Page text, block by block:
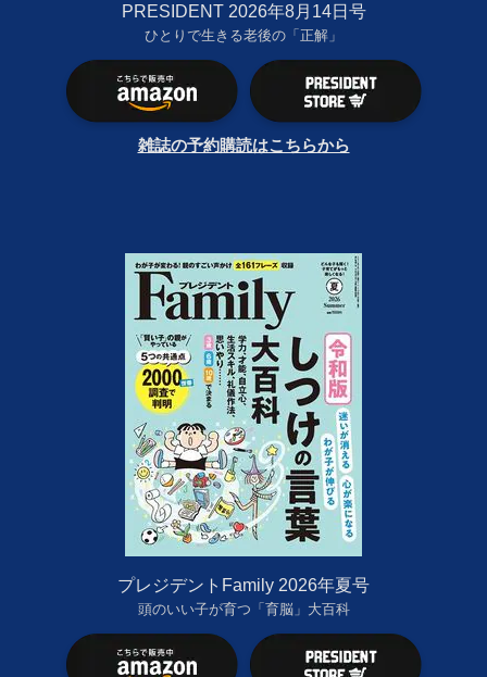
PRESIDENT 2026年8月14日号
ひとりで生きる老後の「正解」
雑誌の予約購読はこちらから
プレジデントFamily 2026年夏号
頭のいい子が育つ「育脳」大百科